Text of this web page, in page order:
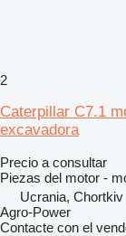
2
Caterpillar C7.1
excavadora
Precio a consultar
Piezas del motor -
Ucrania, Chortkiv
Agro-Power
Contacte con el